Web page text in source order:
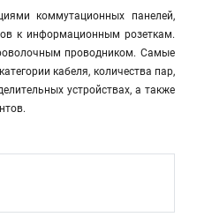
коммутационных панелей,
к информационным розеткам.
проводником. Самые
кабеля, количества пар,
устройствах, а также